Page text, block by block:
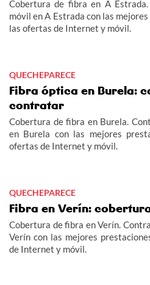
Cobertura de fibra en A
móvil en A Estrada con las
las ofertas de Internet y móvil.
QUECHEPARECE
Fibra óptica en Burela:
contratar
Cobertura de fibra en Burela.
en Burela con las mejores
ofertas de Internet y móvil.
QUECHEPARECE
Fibra en Verín:
Cobertura de fibra en Verín.
Verín con las mejores
de Internet y móvil.